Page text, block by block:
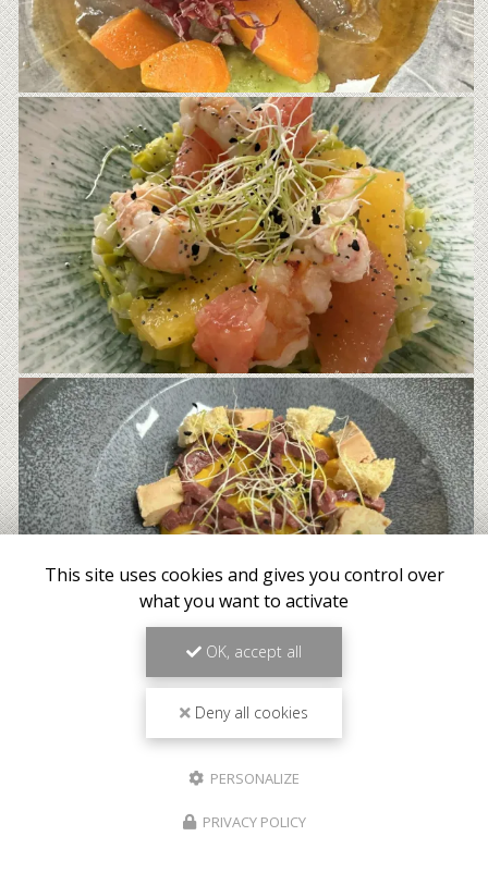
This site uses cookies and gives you control over
what you want to activate
OK, accept all
Deny all cookies
PERSONALIZE
PRIVACY POLICY